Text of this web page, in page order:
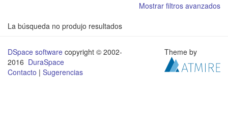
Mostrar filtros avanzados
La búsqueda no produjo resultados
DSpace software copyright © 2002-
2016 DuraSpace
Contacto | Sugerencias
Theme by